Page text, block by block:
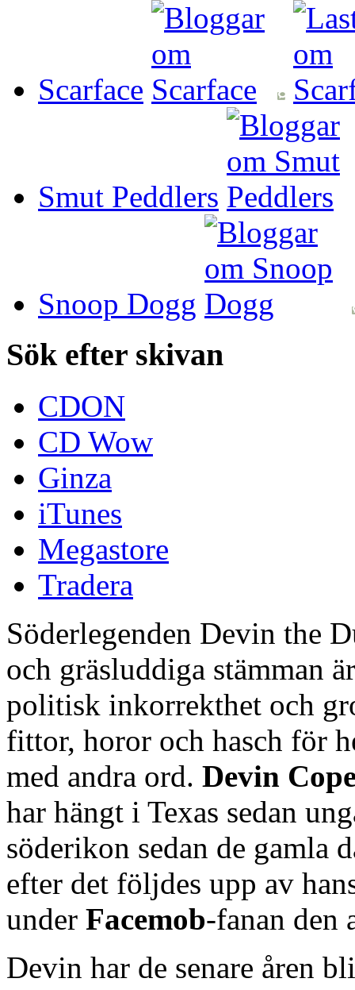
Scarface
Smut Peddlers
Snoop Dogg
Sök efter skivan
CDON
CD Wow
Ginza
iTunes
Megastore
Tradera
Söderlegenden Devin the
och gräsluddiga stämman
politisk inkorrekthet och
fittor, horor och hasch för
med andra ord. Devin
har hängt i Texas sedan
söderikon sedan de gamla
efter det följdes upp av
under Facemob-fanan den
Devin har de senare åren